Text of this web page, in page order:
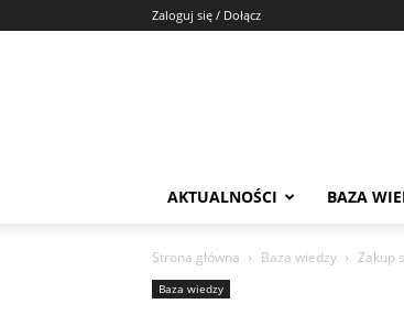
Zaloguj się / Dołącz
AKTUALNOŚCI BAZA
Strona główna Baza wiedzy Zakup
Baza wiedzy